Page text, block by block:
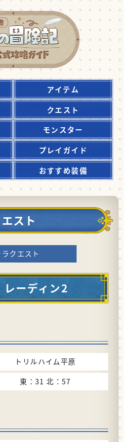
アイテム
クエスト
モンスター
プレイガイド
おすすめ装備
スト
クエスト
レーディン2
トリルハイム平原
東：31 北：57